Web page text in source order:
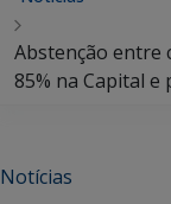
Abstenção entre
85% na Capital
Notícias